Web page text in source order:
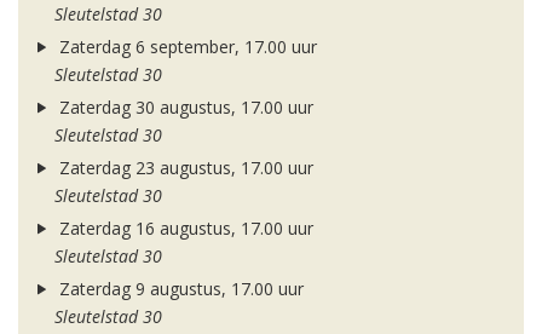
Sleutelstad 30
Zaterdag 6 september, 17.00 uur
Sleutelstad 30
Zaterdag 30 augustus, 17.00 uur
Sleutelstad 30
Zaterdag 23 augustus, 17.00 uur
Sleutelstad 30
Zaterdag 16 augustus, 17.00 uur
Sleutelstad 30
Zaterdag 9 augustus, 17.00 uur
Sleutelstad 30